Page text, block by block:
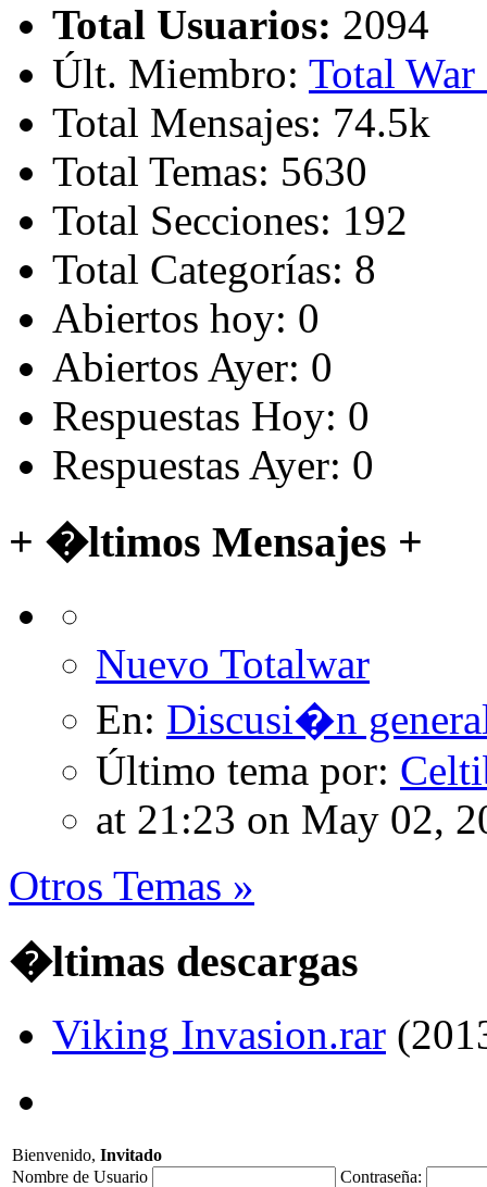
Total Usuarios: 2094
Últ. Miembro: Total
Total Mensajes: 74.5k
Total Temas: 5630
Total Secciones: 192
Total Categorías: 8
Abiertos hoy: 0
Abiertos Ayer: 0
Respuestas Hoy: 0
Respuestas Ayer: 0
+ �ltimos Mensajes +
Nuevo Totalwar
En: Discusi�n
Último tema por:
at 21:23 on May 02,
Otros Temas »
�ltimas descargas
Viking Invasion.rar
Bienvenido, Invitado
Nombre de Usuario
Contraseña: